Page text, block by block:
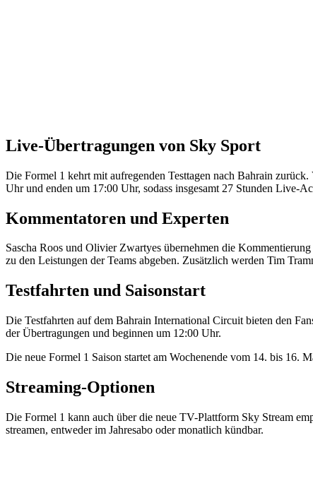
Live-Übertragungen von Sky Sport
Die Formel 1 kehrt mit aufregenden Testtagen nach Bahrain
Uhr und enden um 17:00 Uhr, sodass insgesamt 27 Stunden Live-
Kommentatoren und Experten
Sascha Roos und Olivier Zwartyes übernehmen die
zu den Leistungen der Teams abgeben. Zusätzlich werden Tim
Testfahrten und Saisonstart
Die Testfahrten auf dem Bahrain International Circuit bieten den
der Übertragungen und beginnen um 12:00 Uhr.
Die neue Formel 1 Saison startet am Wochenende vom 14. bis 16.
Streaming-Optionen
Die Formel 1 kann auch über die neue TV-Plattform Sky Stream
streamen, entweder im Jahresabo oder monatlich kündbar.